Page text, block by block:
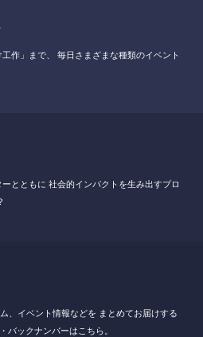
作」まで、
毎日さまざまな種類のイベント
とともに 社会的インパクトを生み出すプロ
、イベント情報などを まとめてお届けする
バックナンバーはこちら。